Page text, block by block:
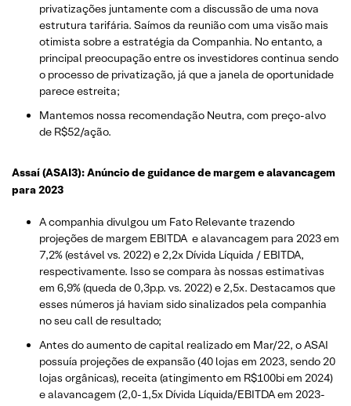
privatizações juntamente com a discussão de uma nova
estrutura tarifária. Saímos da reunião com uma visão mais
otimista sobre a estratégia da Companhia. No entanto, a
principal preocupação entre os investidores continua sendo
o processo de privatização, já que a janela de oportunidade
parece estreita;
Mantemos nossa recomendação Neutra, com preço-alvo
de R$52/ação.
Assaí (ASAI3): Anúncio de guidance de margem e alavancagem
para 2023
A companhia divulgou um Fato Relevante trazendo
projeções de margem EBITDA e alavancagem para 2023 em
7,2% (estável vs. 2022) e 2,2x Dívida Líquida / EBITDA,
respectivamente. Isso se compara às nossas estimativas
em 6,9% (queda de 0,3p.p. vs. 2022) e 2,5x. Destacamos que
esses números já haviam sido sinalizados pela companhia
no seu call de resultado;
Antes do aumento de capital realizado em Mar/22, o ASAI
possuía projeções de expansão (40 lojas em 2023, sendo 20
lojas orgânicas), receita (atingimento em R$100bi em 2024)
e alavancagem (2,0-1,5x Dívida Líquida/EBITDA em 2023-